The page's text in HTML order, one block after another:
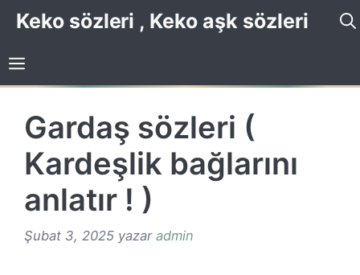
İçeriğe
Keko sözleri , Keko aşk sözleri
Gardaş sözleri (
Kardeşlik bağlarını
anlatır ! )
Şubat 3, 2025 yazar admin